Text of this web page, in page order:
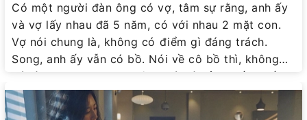
Có một người đàn ông có vợ, tâm sự rằng, anh ấy
và vợ lấy nhau đã 5 năm, có với nhau 2 mặt con.
Vợ nói chung là, không có điểm gì đáng trách.
Song, anh ấy vẫn có bồ. Nói về cô bồ thì, không
có gì hơn vợ. Nhưng không có thì cảm thấy thiếu.
Anh ta nói, chuyện gì cũng có lý do của nó. Và
dưới đây, là một trong số những lý do đó : Vợ và